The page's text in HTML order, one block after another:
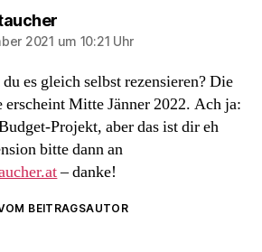
sagt:
2021 um 10:21 Uhr
es gleich selbst rezensieren? Die
erscheint Mitte Jänner 2022. Ach ja:
Projekt, aber das ist dir eh
bitte dann an
– danke!
BEITRAGSAUTOR